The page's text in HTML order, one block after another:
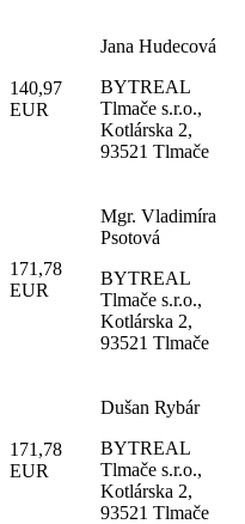
140,97
EUR
Jana Hudecová
BYTREAL
Tlmače s.r.o.,
Kotlárska 2,
93521 Tlmače
171,78
EUR
Mgr. Vladimíra
Psotová
BYTREAL
Tlmače s.r.o.,
Kotlárska 2,
93521 Tlmače
171,78
EUR
Dušan Rybár
BYTREAL
Tlmače s.r.o.,
Kotlárska 2,
93521 Tlmače